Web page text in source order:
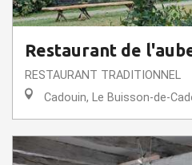
Restaurant de
RESTAURANT TRADITIONNEL
Cadouin, Le Buisson-de-